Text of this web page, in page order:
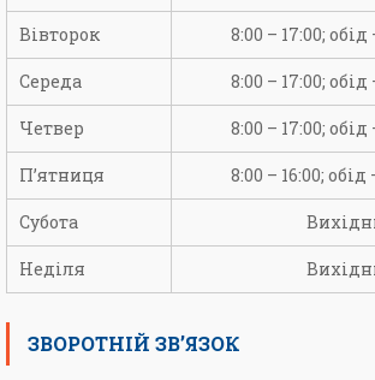
Вівторок 8:00 – 17:00; обід
Середа 8:00 – 17:00; обід
Четвер 8:00 – 17:00; обід
П’ятниця 8:00 – 16:00; обід
Субота
Неділя
ЗВОРОТНІЙ ЗВ’ЯЗОК